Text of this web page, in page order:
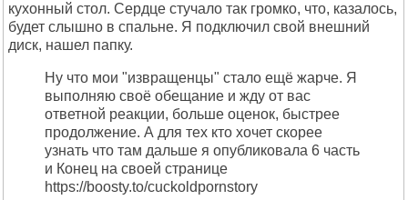
кухонный стол. Сердце стучало так громко, что, казалось,
будет слышно в спальне. Я подключил свой внешний
диск, нашел папку.
Ну что мои "извращенцы" стало ещё жарче. Я
выполняю своё обещание и жду от вас
ответной реакции, больше оценок, быстрее
продолжение. А для тех кто хочет скорее
узнать что там дальше я опубликовала 6 часть
и Конец на своей странице
https://boosty.to/cuckoldpornstory